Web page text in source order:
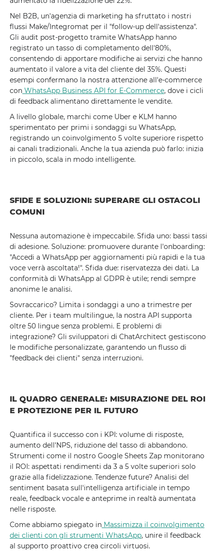
Nel B2B, un'agenzia di marketing ha sfruttato i nostri
flussi Make/Integromat per il "follow-up dell'assistenza".
Gli audit post-progetto tramite WhatsApp hanno
registrato un tasso di completamento dell'80%,
consentendo di apportare modifiche ai servizi che hanno
aumentato il valore a vita del cliente del 35%. Questi
esempi confermano la nostra attenzione all'e-commerce
con WhatsApp Business API for E-Commerce, dove i cicli
di feedback alimentano direttamente le vendite.
A livello globale, marchi come Uber e KLM hanno
sperimentato per primi i sondaggi su WhatsApp,
registrando un coinvolgimento 5 volte superiore rispetto
ai canali tradizionali. Anche la tua azienda può farlo: inizia
in piccolo, scala in modo intelligente.
SFIDE E SOLUZIONI: SUPERARE GLI OSTACOLI
COMUNI
Nessuna automazione è impeccabile. Sfida uno: bassi tassi
di adesione. Soluzione: promuovere durante l'onboarding:
"Accedi a WhatsApp per aggiornamenti più rapidi e la tua
voce verrà ascoltata!". Sfida due: riservatezza dei dati. La
conformità di WhatsApp al GDPR è utile; rendi sempre
anonime le analisi.
Sovraccarico? Limita i sondaggi a uno a trimestre per
cliente. Per i team multilingue, la nostra API supporta
oltre 50 lingue senza problemi. E problemi di
integrazione? Gli sviluppatori di ChatArchitect gestiscono
le modifiche personalizzate, garantendo un flusso di
"feedback dei clienti" senza interruzioni.
IL QUADRO GENERALE: MISURAZIONE DEL ROI
E PROTEZIONE PER IL FUTURO
Quantifica il successo con i KPI: volume di risposte,
aumento dell'NPS, riduzione del tasso di abbandono.
Strumenti come il nostro Google Sheets Zap monitorano
il ROI: aspettati rendimenti da 3 a 5 volte superiori solo
grazie alla fidelizzazione. Tendenze future? Analisi del
sentiment basata sull'intelligenza artificiale in tempo
reale, feedback vocale e anteprime in realtà aumentata
nelle risposte.
Come abbiamo spiegato in Massimizza il coinvolgimento
dei clienti con gli strumenti WhatsApp, unire il feedback
al supporto proattivo crea circoli virtuosi.